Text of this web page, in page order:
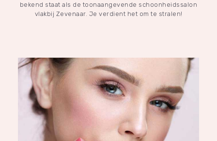
bekend staat als de toonaangevende schoonheidssalon
vlakbij Zevenaar. Je verdient het om te stralen!